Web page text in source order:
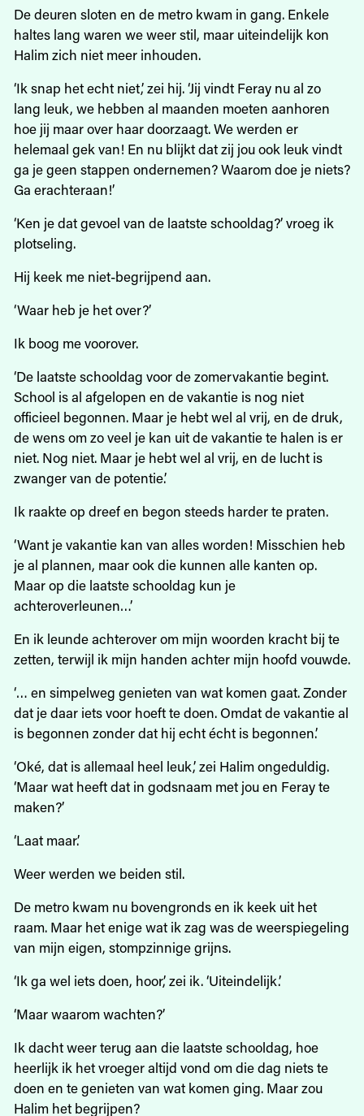
De deuren sloten en de metro kwam in gang. Enkele
haltes lang waren we weer stil, maar uiteindelijk kon
Halim zich niet meer inhouden.
‘Ik snap het echt niet,’ zei hij. ‘Jij vindt Feray nu al zo
lang leuk, we hebben al maanden moeten aanhoren
hoe jij maar over haar doorzaagt. We werden er
helemaal gek van! En nu blijkt dat zij jou ook leuk vindt
ga je geen stappen ondernemen? Waarom doe je niets?
Ga erachteraan!’
‘Ken je dat gevoel van de laatste schooldag?’ vroeg ik
plotseling.
Hij keek me niet-begrijpend aan.
‘Waar heb je het over?’
Ik boog me voorover.
‘De laatste schooldag voor de zomervakantie begint.
School is al afgelopen en de vakantie is nog niet
officieel begonnen. Maar je hebt wel al vrij, en de druk,
de wens om zo veel je kan uit de vakantie te halen is er
niet. Nog niet. Maar je hebt wel al vrij, en de lucht is
zwanger van de potentie.’
Ik raakte op dreef en begon steeds harder te praten.
‘Want je vakantie kan van alles worden! Misschien heb
je al plannen, maar ook die kunnen alle kanten op.
Maar op die laatste schooldag kun je
achteroverleunen…’
En ik leunde achterover om mijn woorden kracht bij te
zetten, terwijl ik mijn handen achter mijn hoofd vouwde.
‘… en simpelweg genieten van wat komen gaat. Zonder
dat je daar iets voor hoeft te doen. Omdat de vakantie al
is begonnen zonder dat hij echt écht is begonnen.’
‘Oké, dat is allemaal heel leuk,’ zei Halim ongeduldig.
‘Maar wat heeft dat in godsnaam met jou en Feray te
maken?’
‘Laat maar.’
Weer werden we beiden stil.
De metro kwam nu bovengronds en ik keek uit het
raam. Maar het enige wat ik zag was de weerspiegeling
van mijn eigen, stompzinnige grijns.
‘Ik ga wel iets doen, hoor,’ zei ik. ‘Uiteindelijk.’
‘Maar waarom wachten?’
Ik dacht weer terug aan die laatste schooldag, hoe
heerlijk ik het vroeger altijd vond om die dag niets te
doen en te genieten van wat komen ging. Maar zou
Halim het begrijpen?